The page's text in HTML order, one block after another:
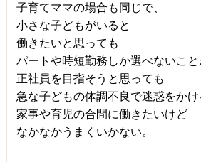
子育てママの場合も同じで、
小さな子どもがいると
働きたいと思っても
パートや時短勤務しか選べないこと
正社員を目指そうと思っても
急な子どもの体調不良で迷惑をかけ
家事や育児の合間に働きたいけど
なかなかうまくいかない。